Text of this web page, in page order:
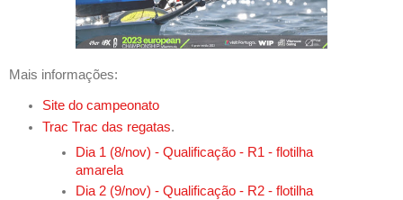
Mais informações:
Site do campeonato
Trac Trac das regatas.
Dia 1 (8/nov) - Qualificação - R1 - flotilha
amarela
Dia 2 (9/nov) - Qualificação - R2 - flotilha